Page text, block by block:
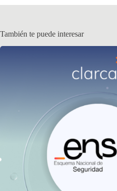
También te puede interesar